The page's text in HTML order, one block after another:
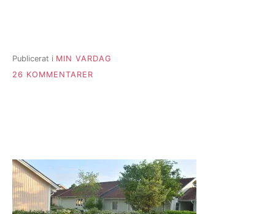
Publicerat i MIN VARDAG
26 KOMMENTARER